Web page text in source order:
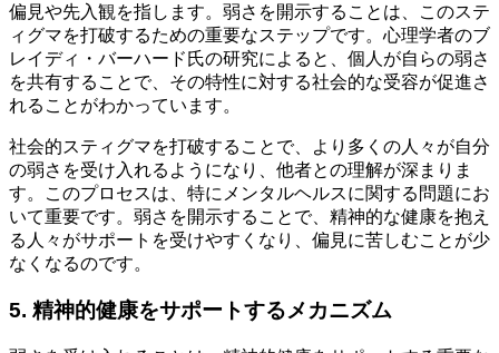
偏見や先入観を指します。弱さを開示することは、このステ
ィグマを打破するための重要なステップです。心理学者のブ
レイディ・バーハード氏の研究によると、個人が自らの弱さ
を共有することで、その特性に対する社会的な受容が促進さ
れることがわかっています。
社会的スティグマを打破することで、より多くの人々が自分
の弱さを受け入れるようになり、他者との理解が深まりま
す。このプロセスは、特にメンタルヘルスに関する問題にお
いて重要です。弱さを開示することで、精神的な健康を抱え
る人々がサポートを受けやすくなり、偏見に苦しむことが少
なくなるのです。
5. 精神的健康をサポートするメカニズム